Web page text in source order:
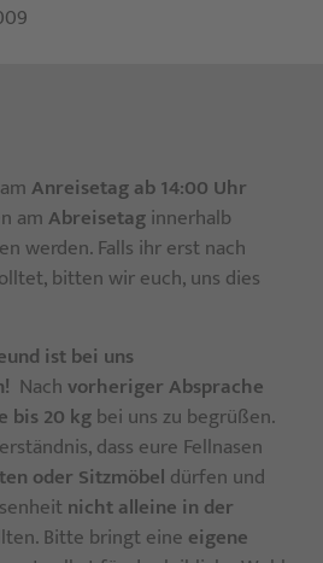
Anreisetagab 14:00 Uhr
amAbreisetaginnerhalb
werden. Falls ihr erst nach
bitten wir euch, uns dies
ist bei uns
Nachvorheriger Absprache
bis 20 kgbei uns zu begrüßen.
dass eure Fellnasen
oder Sitzmöbel dürfen und
nicht alleine in der
Bitte bringt eine eigene